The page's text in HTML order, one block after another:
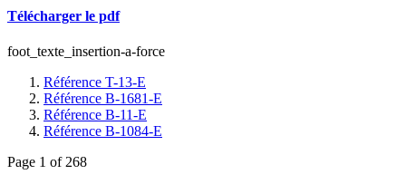
Télécharger le pdf
foot_texte_insertion-a-force
Référence T-13-E
Référence B-1681-E
Référence B-11-E
Référence B-1084-E
Page 1 of 268